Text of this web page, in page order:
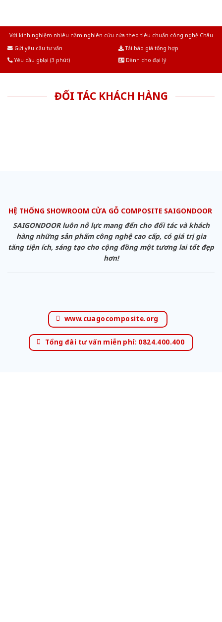
Với kinh nghiệm nhiêu năm nghiên cứu cửa theo tiêu chuẩn công nghệ Châu
Gửi yêu cầu tư vấn
Tải báo giá tổng hợp
Yêu cầu gọi lại (3 phút)
Dành cho đại lý
ĐỐI TÁC KHÁCH HÀNG
HỆ THỐNG SHOWROOM CỬA GỖ COMPOSITE SAIGONDOOR
SAIGONDOOR luôn nỗ lực mang đến cho đối tác và khách
hàng những sản phẩm công nghệ cao cấp, có giá trị gia
tăng tiện ích, sáng tạo cho cộng đồng một tương lai tốt đẹp
hơn!
www.cuagocomposite.org
Tổng đài tư vấn miễn phí: 0824.400.400